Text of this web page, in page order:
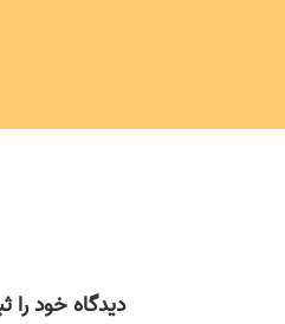
دیدگاه خود را